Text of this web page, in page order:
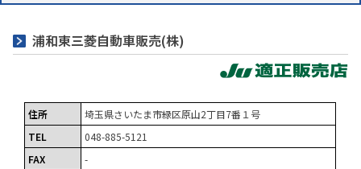
浦和東三菱自動車販売(株)
住所
埼玉県さいたま市緑区原山2丁目7番１号
TEL
048-885-5121
FAX
-